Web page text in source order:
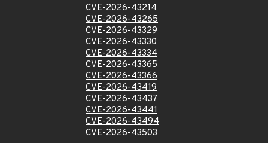
CVE-2026-43214
CVE-2026-43265
CVE-2026-43329
CVE-2026-43330
CVE-2026-43334
CVE-2026-43365
CVE-2026-43366
CVE-2026-43419
CVE-2026-43437
CVE-2026-43441
CVE-2026-43494
CVE-2026-43503